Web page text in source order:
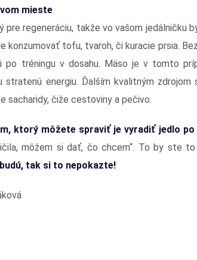
mieste
pre regeneráciu, takže vo vašom jedálničku
konzumovať tofu, tvaroh, či kuracie prsia.
po tréningu v dosahu. Mäso je v tomto
stratenú energiu. Ďalším kvalitným
sacharidy, čiže cestoviny a pečivo.
ktorý môžete spraviť je vyradiť jedlo
môžem si dať, čo chcem“. To by ste to
tak si to nepokazte!